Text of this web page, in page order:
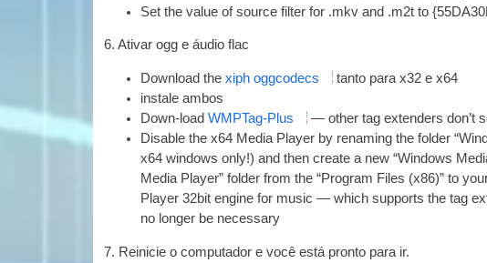
Set the value of source fil­ter for .mkv and .m2t to
6. Ativar ogg e áudio flac
Down­load the xiph ogg­co­decs
tanto para x32 e x64
instale ambos
Down-loadWMPTag-Plus
— oth­er tag extenders don’t
Dis­able the x64 Media Play­er by renam­ing the folder
x64 win­dows only!)and then cre­ate a new “Win­dows
Media Play­er” folder from the “Pro­gram Files (x86)” to
Play­er 32bit engine for music — which sup­ports the tag
no longer be necessary
7. Reinicie o computador e você está pronto para ir.